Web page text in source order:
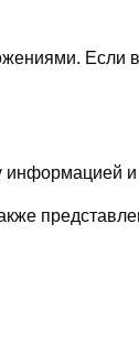
Если
и